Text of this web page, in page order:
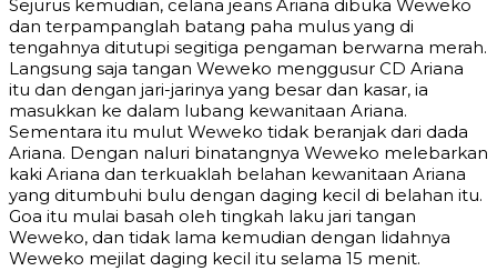
Sejurus kemudian, celana jeans Ariana dibuka Weweko
dan terpampanglah batang paha mulus yang di
tengahnya ditutupi segitiga pengaman berwarna merah.
Langsung saja tangan Weweko menggusur CD Ariana
itu dan dengan jari-jarinya yang besar dan kasar, ia
masukkan ke dalam lubang kewanitaan Ariana.
Sementara itu mulut Weweko tidak beranjak dari dada
Ariana. Dengan naluri binatangnya Weweko melebarkan
kaki Ariana dan terkuaklah belahan kewanitaan Ariana
yang ditumbuhi bulu dengan daging kecil di belahan itu.
Goa itu mulai basah oleh tingkah laku jari tangan
Weweko, dan tidak lama kemudian dengan lidahnya
Weweko mejilat daging kecil itu selama 15 menit.